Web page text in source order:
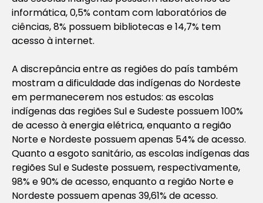
informática, 0,5% contam com laboratórios de
ciências, 8% possuem bibliotecas e 14,7% tem
acesso à internet.
A discrepância entre as regiões do país também
mostram a dificuldade das indígenas do Nordeste
em permanecerem nos estudos: as escolas
indígenas das regiões Sul e Sudeste possuem 100%
de acesso à energia elétrica, enquanto a região
Norte e Nordeste possuem apenas 54% de acesso.
Quanto a esgoto sanitário, as escolas indígenas das
regiões Sul e Sudeste possuem, respectivamente,
98% e 90% de acesso, enquanto a região Norte e
Nordeste possuem apenas 39,61% de acesso.